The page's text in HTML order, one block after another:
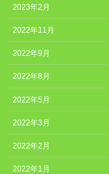
2023年2月
2022年11月
2022年9月
2022年8月
2022年5月
2022年3月
2022年2月
2022年1月